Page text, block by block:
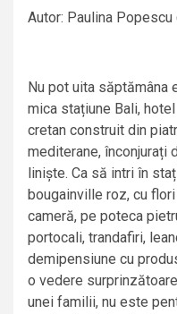
Autor: Paulina Popescu
Nu pot uita săptămâna
mica stațiune Bali,
cretan construit din
mediterane, înconjurați
liniște. Ca să intri în
bougainville roz, cu
cameră, pe poteca
portocali, trandafiri,
demipensiune cu
o vedere
unei familii, nu este